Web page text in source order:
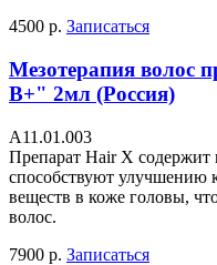
4500 р. Записаться
Мезотерапия волос
B+" 2мл (Россия)
А11.01.003
Препарат Hair X
способствуют улучшению
веществ в коже головы,
волос.
7900 р. Записаться